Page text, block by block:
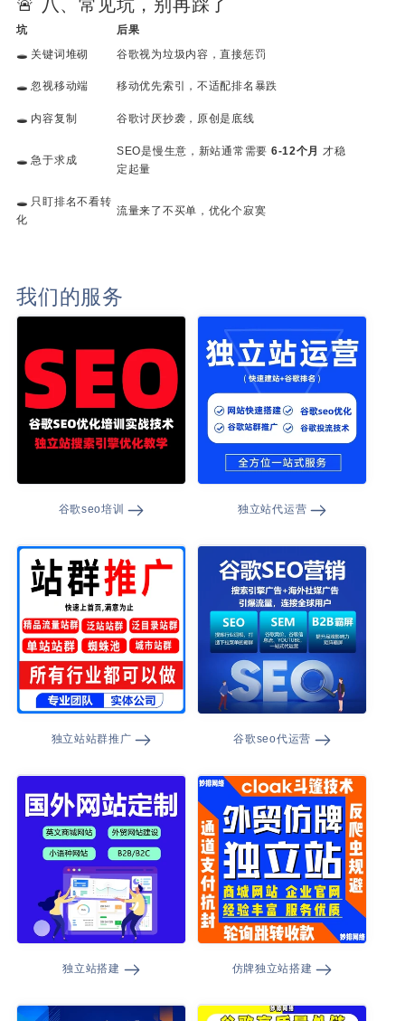
🚨 八、常见坑，别再踩了
坑
后果
🕳️ 关键词堆砌
谷歌视为垃圾内容，直接惩罚
🕳️ 忽视移动端 移动优先索引，不适配排名暴跌
🕳️ 内容复制 谷歌讨厌抄袭，原创是底线
🕳️ 急于求成
SEO是慢生意，新站通常需要 6-12个月 才稳
定起量
🕳️ 只盯排名不看转
化
流量来了不买单，优化个寂寞
我们的服务
谷歌seo培训 独立站代运营
独立站站群推广 谷歌seo代运营
独立站搭建 仿牌独立站搭建